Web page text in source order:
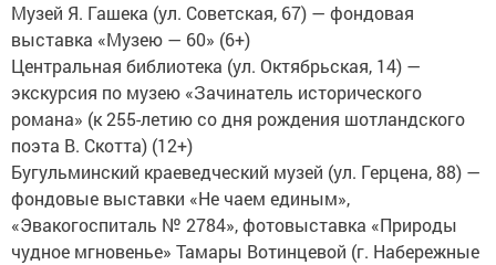
Музей Я. Гашека (ул. Советская, 67) — фондовая
выставка «Музею — 60» (6+)
Центральная библиотека (ул. Октябрьская, 14) —
экскурсия по музею «Зачинатель исторического
романа» (к 255-летию со дня рождения шотландского
поэта В. Скотта) (12+)
Бугульминский краеведческий музей (ул. Герцена, 88) —
фондовые выставки «Не чаем единым»,
«Эвакогоспиталь № 2784», фотовыставка «Природы
чудное мгновенье» Тамары Вотинцевой (г. Набережные